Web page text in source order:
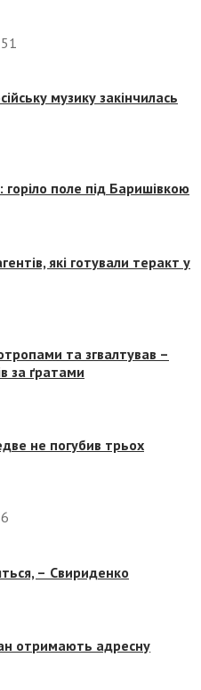
музику закінчилась
поле під Баришівкою
які готували теракт у
та згвалтував –
за ґратами
не погубив трьох
– Свириденко
отримають адресну